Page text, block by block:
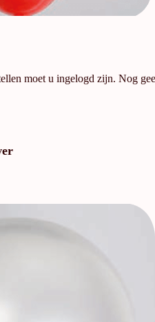
moet u ingelogd zijn. Nog